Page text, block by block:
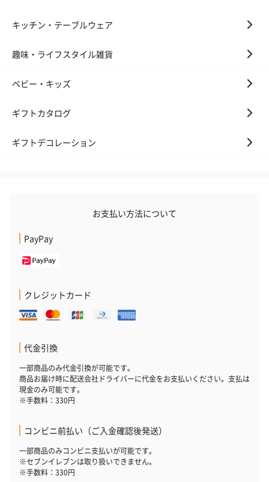
キッチン・テーブルウェア
趣味・ライフスタイル雑貨
ベビー・キッズ
ギフトカタログ
ギフトデコレーション
お支払い方法について
PayPay
クレジットカード
代金引換
一部商品のみ代金引換が可能です。
商品お届け時に配送会社ドライバーに代金をお支払いください。支払は
現金のみ可能です。
※手数料：330円
コンビニ前払い（ご入金確認後発送）
一部商品のみコンビニ支払いが可能です。
※セブンイレブンは取り扱いできません。
※手数料：330円